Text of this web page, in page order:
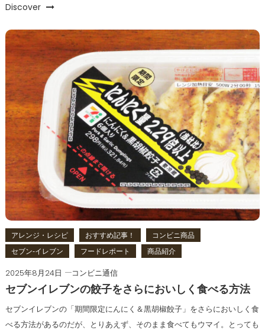
Discover
アレンジ・レシピ おすすめ記事！
コンビニ商品
セブン‐イレブン
フードレポート 商品紹介
2025年8月24日
コンビニ通信
セブンイレブンの餃子をさらにおいしく食べる方法
セブンイレブンの「期間限定にんにく＆黒胡椒餃子」をさらにおいしく食
べる方法があるのだが、とりあえず、そのまま食べてもウマイ。とっても